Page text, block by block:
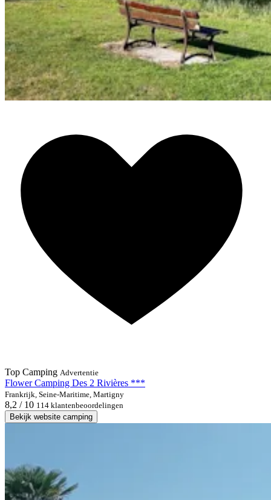
Top Camping Advertentie
Flower Camping Des 2 Rivières ***
Frankrijk, Seine-Maritime, Martigny
8,2 / 10 114 klantenbeoordelingen
Bekijk website camping